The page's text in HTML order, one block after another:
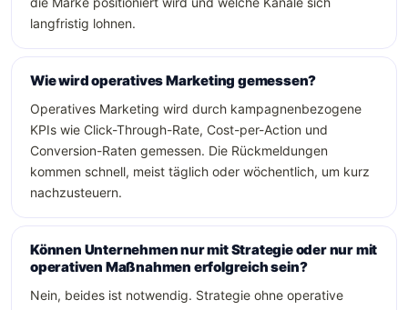
langfristig lohnen.
Wie wird operatives Marketing gemessen?
Operatives Marketing wird durch kampagnenbezogene
KPIs wie Click-Through-Rate, Cost-per-Action und
Conversion-Raten gemessen. Die Rückmeldungen
kommen schnell, meist täglich oder wöchentlich, um kurz
nachzusteuern.
Können Unternehmen nur mit Strategie oder nur mit
operativen Maßnahmen erfolgreich sein?
Nein, beides ist notwendig. Strategie ohne operative